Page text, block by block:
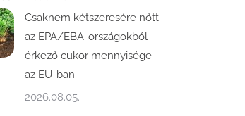
Csaknem kétszeresére nőtt
az EPA/EBA-országokból
érkező cukor mennyisége
az EU-ban
2026.08.05.